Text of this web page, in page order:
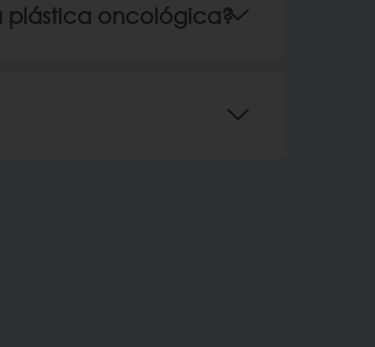
plástica oncológica?